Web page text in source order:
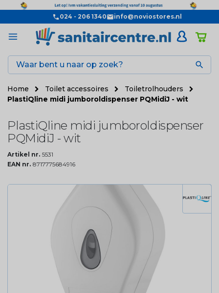
024 - 206 1340 info@noviostores.nl

Home Toilet accessoires
Toiletrolhouders
PlastiQline midi jumboroldispenser PQMidiJ - wit
PlastiQline midi jumboroldispenser
PQMidiJ - wit
Artikel nr. 5531
EAN nr. 8717775684916